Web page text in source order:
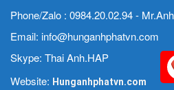
Phone/Zalo : 0984.20.02.94 - Mr.Anh
Email: info@hunganhphatvn.com
Skype: Thai Anh.HAP
Website: Hunganhphatvn.com